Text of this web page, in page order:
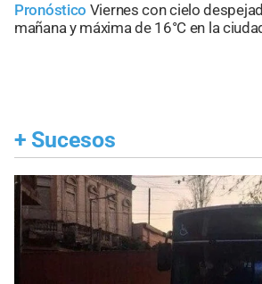
Pronóstico Viernes con cielo
mañana y máxima de 16°C en la
+ Sucesos